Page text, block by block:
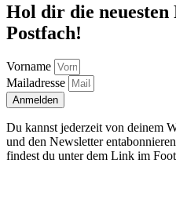
Hol dir die neuesten
Postfach!
Vorname
Mailadresse
Anmelden
Du kannst jederzeit von deinem
und den Newsletter
findest du unter dem Link im